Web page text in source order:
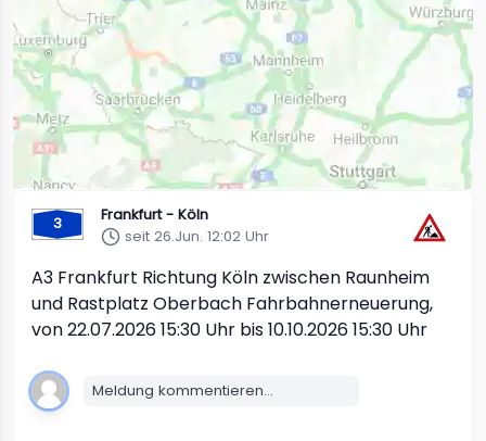
3
Frankfurt - Köln
seit 26.Jun. 12:02 Uhr
A3 Frankfurt Richtung Köln zwischen Raunheim
und Rastplatz Oberbach Fahrbahnerneuerung,
von 22.07.2026 15:30 Uhr bis 10.10.2026 15:30 Uhr
Meldung kommentieren...